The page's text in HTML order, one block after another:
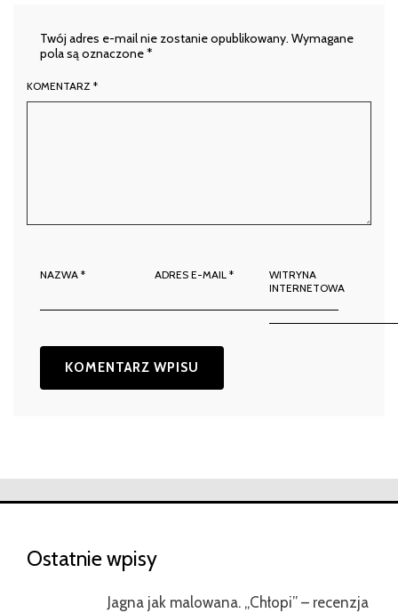
Twój adres e-mail nie zostanie opublikowany. Wymagane
pola są oznaczone*
KOMENTARZ *
NAZWA * ADRES E-MAIL*
WITRYNA
INTERNETOWA
Ostatnie wpisy
Jagna jak malowana. „Chłopi” – recenzja